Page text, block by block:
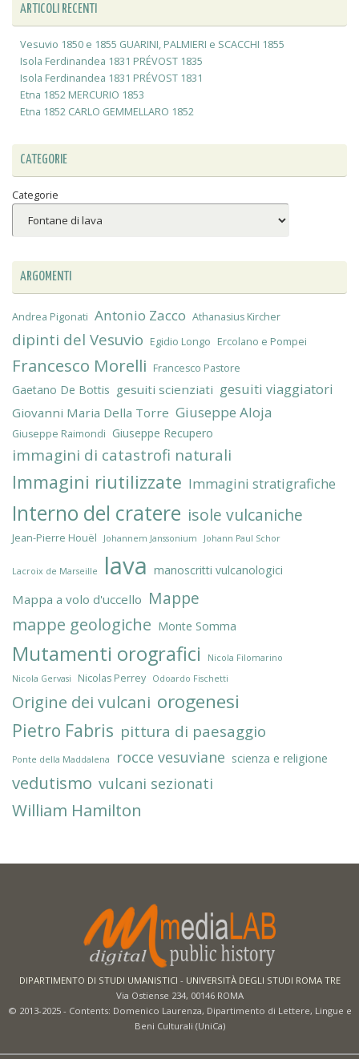
ARTICOLI RECENTI
Vesuvio 1850 e 1855 GUARINI, PALMIERI e SCACCHI 1855
Isola Ferdinandea 1831 PRÉVOST 1835
Isola Ferdinandea 1831 PRÉVOST 1831
Etna 1852 MERCURIO 1853
Etna 1852 CARLO GEMMELLARO 1852
CATEGORIE
Categorie
ARGOMENTI
Andrea Pigonati Antonio Zacco Athanasius Kircher
dipinti del Vesuvio Egidio Longo Ercolano e Pompei
Francesco Morelli Francesco Pastore
Gaetano De Bottis gesuiti scienziati gesuiti viaggiatori
Giovanni Maria Della Torre Giuseppe Aloja
Giuseppe Raimondi Giuseppe Recupero
immagini di catastrofi naturali
Immagini riutilizzate Immagini stratigrafiche
Interno del cratere isole vulcaniche
Jean-Pierre Houël Johannem Janssonium Johann Paul Schor
Lacroix de Marseille lava manoscritti vulcanologici
Mappa a volo d'uccello Mappe
mappe geologiche Monte Somma
Mutamenti orografici
Nicola Filomarino
Nicola Gervasi
Nicolas Perrey Odoardo Fischetti
Origine dei vulcani orogenesi
Pietro Fabris pittura di paesaggio
Ponte della Maddalena rocce vesuviane scienza e religione
vedutismo vulcani sezionati
William Hamilton
DIPARTIMENTO DI STUDI UMANISTICI - UNIVERSITÀ DEGLI STUDI ROMA TRE
Via Ostiense 234, 00146 ROMA
© 2013-2025 - Contents: Domenico Laurenza, Dipartimento di Lettere, Lingue e
Beni Culturali (UniCa)